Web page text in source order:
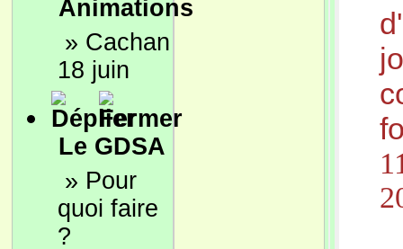
Animations
» Cachan
18 juin
Le GDSA
» Pour
quoi faire
?